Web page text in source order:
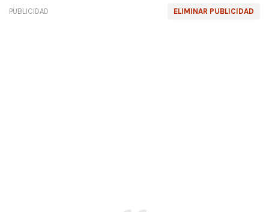
ELIMINAR PUBLICIDAD
PUBLICIDAD